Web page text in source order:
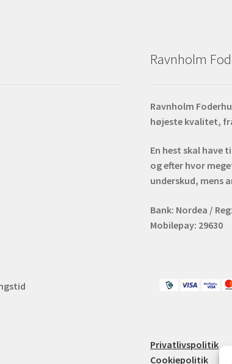
Ravnholm
Ravnholm
højeste kvalitet,
En hest skal have
og efter hvor
underskud, mens
Bank: Nordea /
Mobilepay: 29630
Privatlivspolitik
Cookiepolitik